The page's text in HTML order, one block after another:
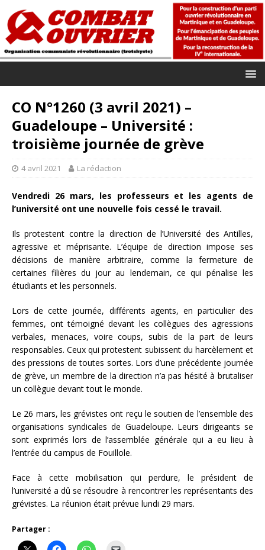
CO N°1260 (3 avril 2021) –
Guadeloupe – Université :
troisième journée de grève
4 avril 2021 La rédaction
Vendredi 26 mars, les professeurs et les agents de
l’université ont une nouvelle fois cessé le travail.
Ils protestent contre la direction de l’Université des Antilles,
agressive et méprisante. L’équipe de direction impose ses
décisions de manière arbitraire, comme la fermeture de
certaines filières du jour au lendemain, ce qui pénalise les
étudiants et les personnels.
Lors de cette journée, différents agents, en particulier des
femmes, ont témoigné devant les collègues des agressions
verbales, menaces, voire coups, subis de la part de leurs
responsables. Ceux qui protestent subissent du harcèlement et
des pressions de toutes sortes. Lors d’une précédente journée
de grève, un membre de la direction n’a pas hésité à brutaliser
un collègue devant tout le monde.
Le 26 mars, les grévistes ont reçu le soutien de l’ensemble des
organisations syndicales de Guadeloupe. Leurs dirigeants se
sont exprimés lors de l’assemblée générale qui a eu lieu à
l’entrée du campus de Fouillole.
Face à cette mobilisation qui perdure, le président de
l’université a dû se résoudre à rencontrer les représentants des
grévistes. La réunion était prévue lundi 29 mars.
Partager :